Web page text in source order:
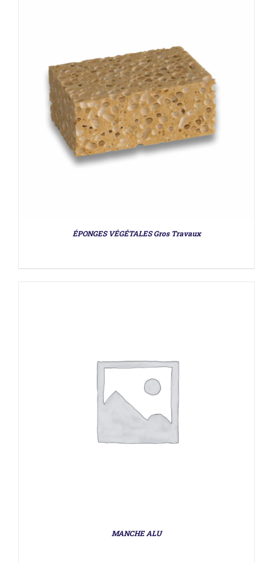
ÉPONGES VÉGÉTALES Gros Travaux
MANCHE ALU